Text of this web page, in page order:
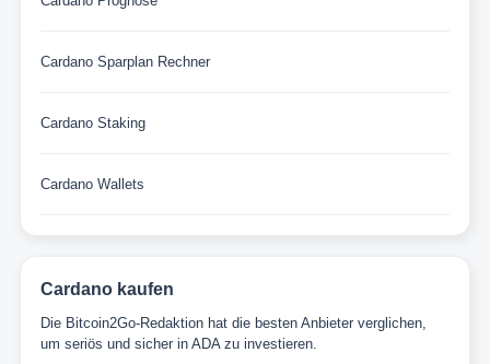
Cardano Sparplan Rechner
Cardano Staking
Cardano Wallets
Cardano kaufen
Die Bitcoin2Go-Redaktion hat die besten Anbieter verglichen,
um seriös und sicher in ADA zu investieren.